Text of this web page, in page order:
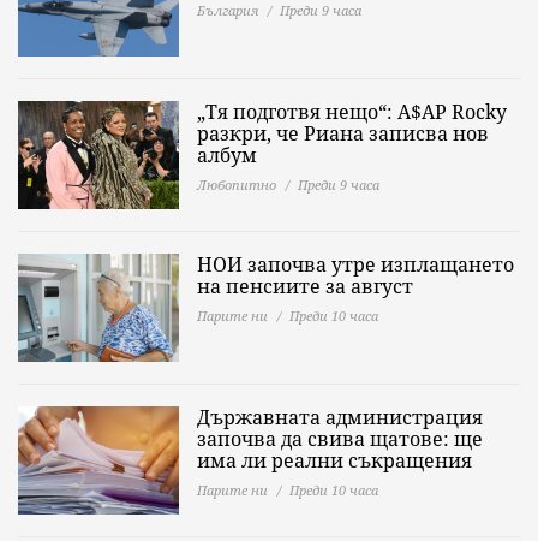
България Преди 9 часа
„Тя подготвя нещо“: A$AP Rocky
разкри, че Риана записва нов
албум
Любопитно Преди 9 часа
НОИ започва утре изплащането
на пенсиите за август
Парите ни Преди 10 часа
Държавната администрация
започва да свива щатове: ще
има ли реални съкращения
Парите ни Преди 10 часа